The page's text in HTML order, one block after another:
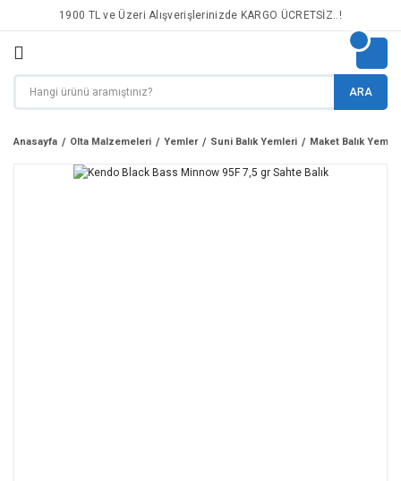
1900 TL ve Üzeri Alışverişlerinizde KARGO ÜCRETSİZ..!
ARA
Anasayfa Olta Malzemeleri Yemler Suni Balık Yemleri Maket Balık Yemler